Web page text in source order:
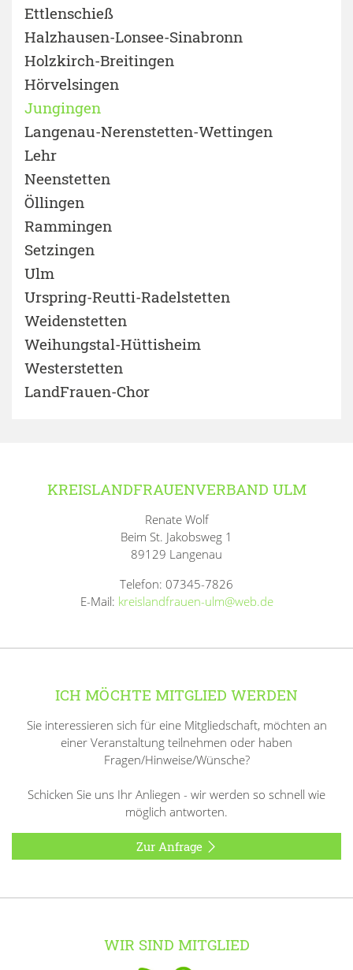
Ettlenschieß
Halzhausen-Lonsee-Sinabronn
Holzkirch-Breitingen
Hörvelsingen
Jungingen
Langenau-Nerenstetten-Wettingen
Lehr
Neenstetten
Öllingen
Rammingen
Setzingen
Ulm
Urspring-Reutti-Radelstetten
Weidenstetten
Weihungstal-Hüttisheim
Westerstetten
LandFrauen-Chor
KREISLANDFRAUENVERBAND ULM
Renate Wolf
Beim St. Jakobsweg 1
89129 Langenau
Telefon: 07345-7826
E-Mail: kreislandfrauen-ulm@web.de
ICH MÖCHTE MITGLIED WERDEN
Sie interessieren sich für eine Mitgliedschaft, möchten an
einer Veranstaltung teilnehmen oder haben
Fragen/Hinweise/Wünsche?
Schicken Sie uns Ihr Anliegen - wir werden so schnell wie
möglich antworten.
Zur Anfrage
WIR SIND MITGLIED